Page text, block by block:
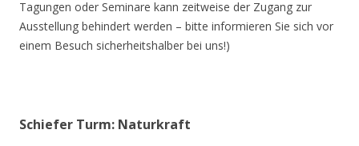
Tagungen oder Seminare kann zeitweise der Zugang zur
Ausstellung behindert werden – bitte informieren Sie sich vor
einem Besuch sicherheitshalber bei uns!)
Schiefer Turm: Naturkraft